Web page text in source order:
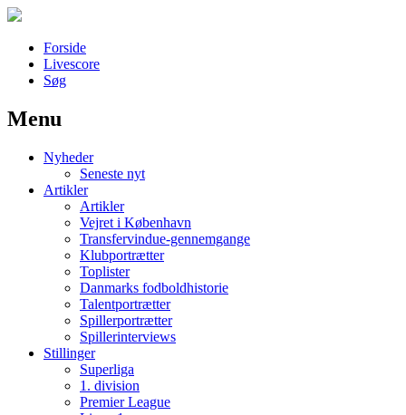
Forside
Livescore
Søg
Наши партнеры
лучшие займы
Menu
Nyheder
Seneste nyt
Artikler
Artikler
Vejret i København
Transfervindue-gennemgange
Klubportrætter
Toplister
Danmarks fodboldhistorie
Talentportrætter
Spillerportrætter
Spillerinterviews
Stillinger
Superliga
1. division
Premier League